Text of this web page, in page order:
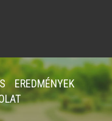
EREDMÉNYEK